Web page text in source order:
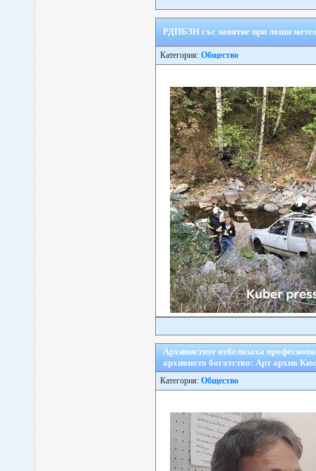
РДПБЗН със занятие при лоши
Категория: Общество
Архивистите отбелязаха
архивното богатство: Арт архив
Категория: Общество